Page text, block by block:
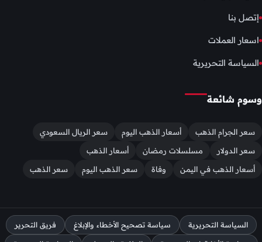
إتصل بنا
اسعار العملات
السياسة التحريرية
وسوم شائعة
سعر الجرام الذهب أسعار الذهب اليوم
سعر الريال السعودي
سعر الدولار
مسلسلات رمضان
أسعار الذهب
أسعار الذهب في اليمن
وفاة سعر الذهب اليوم سعر الذهب
السياسة التحريرية سياسة تصحيح الأخطاء والإبلاغ فريق التحرير